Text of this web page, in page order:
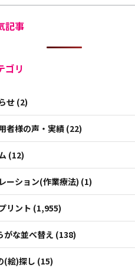
記事
ゴリ
せ (2)
者様の声・実績 (22)
(12)
ーション(作業療法) (1)
リント (1,955)
がな並べ替え (138)
(絵)探し (15)